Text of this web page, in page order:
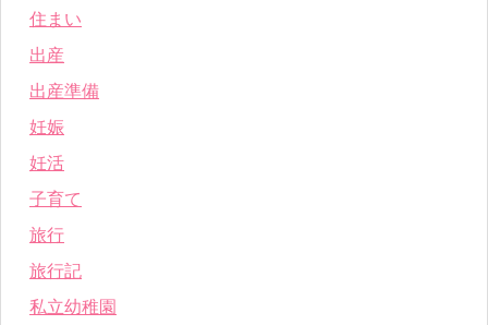
住まい
出産
出産準備
妊娠
妊活
子育て
旅行
旅行記
私立幼稚園